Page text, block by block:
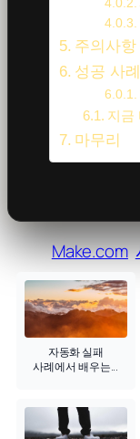
주의사항
성공 사례
지금
마무리
Make.com
자동화 실패
사례에서 배우는...